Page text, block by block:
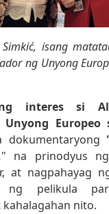
Simkić, isang
ng Unyong
interes si
Unyong Europeo
dokumentaryong
" na prinodyus ng
at nagpahayag
ng pelikula
nito.